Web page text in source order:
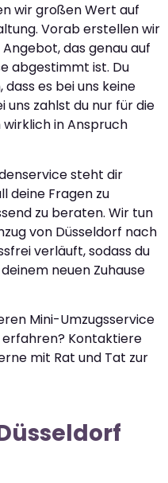
wir großen Wert auf
Vorab erstellen wir
das genau auf
abgestimmt ist. Du
es bei uns keine
zahlst du nur für die
wirklich in Anspruch
steht dir
deine Fragen zu
zu beraten. Wir tun
von Düsseldorf nach
verläuft, sodass du
neuen Zuhause
Mini-Umzugsservice
Kontaktiere
mit Rat und Tat zur